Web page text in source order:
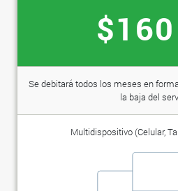
$160
Se debitará todos los meses en
la baja del
Multidispositivo (Celular,